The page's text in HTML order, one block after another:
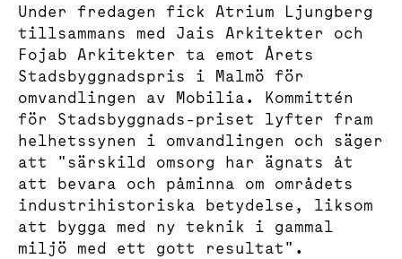
Under fredagen fick Atrium Ljungberg
tillsammans med Jais Arkitekter och
Fojab Arkitekter ta emot Årets
Stadsbyggnadspris i Malmö för
omvandlingen av Mobilia. Kommittén
för Stadsbyggnads-priset lyfter fram
helhetssynen i omvandlingen och säger
att "särskild omsorg har ägnats åt
att bevara och påminna om områdets
industrihistoriska betydelse, liksom
att bygga med ny teknik i gammal
miljö med ett gott resultat".